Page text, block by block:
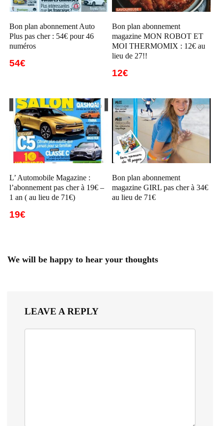
Bon plan abonnement Auto
Plus pas cher : 54€ pour 46
numéros
54€
Bon plan abonnement
magazine MON ROBOT ET
MOI THERMOMIX : 12€ au
lieu de 27!!
12€
L’ Automobile Magazine :
l’abonnement pas cher à 19€ –
1 an ( au lieu de 71€)
19€
Bon plan abonnement
magazine GIRL pas cher à 34€
au lieu de 71€
We will be happy to hear your thoughts
LEAVE A REPLY